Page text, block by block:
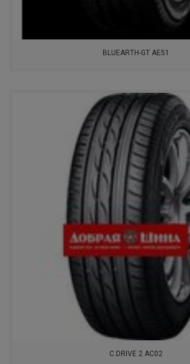
BLUEARTH-GT AE51
C.DRIVE 2 AC02